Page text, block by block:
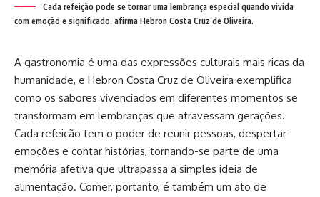
Cada refeição pode se tornar uma lembrança especial quando vivida
com emoção e significado, afirma Hebron Costa Cruz de Oliveira.
A gastronomia é uma das expressões culturais mais ricas da
humanidade, e Hebron Costa Cruz de Oliveira exemplifica
como os sabores vivenciados em diferentes momentos se
transformam em lembranças que atravessam gerações.
Cada refeição tem o poder de reunir pessoas, despertar
emoções e contar histórias, tornando-se parte de uma
memória afetiva que ultrapassa a simples ideia de
alimentação. Comer, portanto, é também um ato de